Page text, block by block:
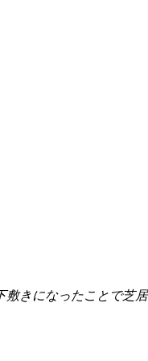
敷きになったことで芝